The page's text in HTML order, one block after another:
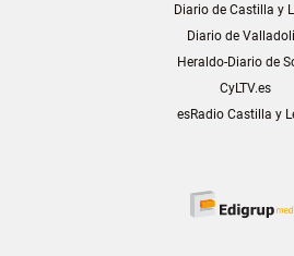
Diario de Castilla y
Diario de
Heraldo-Diario de
CyLTV.es
esRadio Castilla y